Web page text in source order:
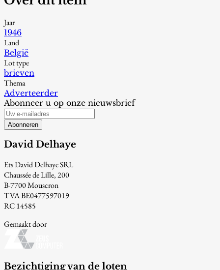
Jaar
1946
Land
België
Lot type
brieven
Thema
Adverteerder
Abonneer u op onze nieuwsbrief
Abonneren
David Delhaye
Ets David Delhaye SRL
Chaussée de Lille, 200
B-7700 Mouscron
TVA BE0477597019
RC 14585
Gemaakt door
Bezichtiging van de loten